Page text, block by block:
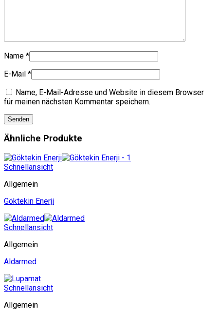
Name *
E-Mail *
Name, E-Mail-Adresse und Website in diesem Browser
für meinen nächsten Kommentar speichern.
Ähnliche Produkte
Schnellansicht
Allgemein
Göktekin Enerji
Schnellansicht
Allgemein
Aldarmed
Schnellansicht
Allgemein